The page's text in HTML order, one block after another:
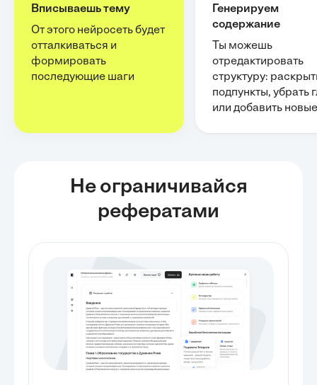
Вписываешь тему
От этого нейросеть будет
отталкиваться и
формировать
последующие шаги
Генерируем
содержание
Ты можешь
отредактировать
структуру:
подпункты, убрать
или добавить новые
Не ограничивайся
рефератами